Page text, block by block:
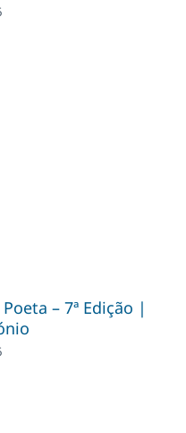
– 7ª Edição |